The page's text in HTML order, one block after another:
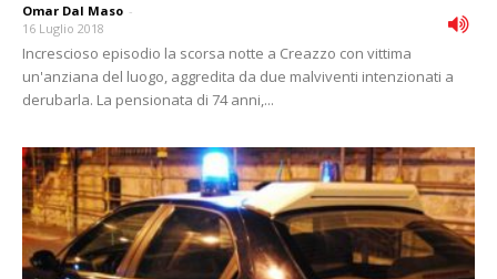
Omar Dal Maso -
16 Luglio 2018
Increscioso episodio la scorsa notte a Creazzo con vittima
un'anziana del luogo, aggredita da due malviventi intenzionati a
derubarla. La pensionata di 74 anni,...